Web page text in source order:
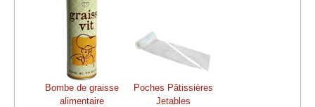
Bombe de graisse
alimentaire
Poches Pâtissières
Jetables